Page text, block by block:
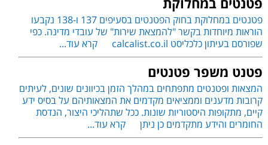
פטנטים במחלוקת
פטנטים במחלוקת בחוק הפטנטים בסעיפים 137 ו-138 נקבעו
הוראות מיוחדות בקשר "להמצאת שירות" של עובדי מדינה. כפי
שפורסם בעיתון כלכליסט calcalist.co.il
קרא עוד...
פטנט משפר פטנטים
המצאות ופטנטים מתפתחים במהלך הזמן בכיוונים שונים, לעיתים
קרובות מדענים וממציאים מקדמים את המצאותיהם על בסיס ידע
קיים, מתקופות היסטוריות שונות. ככל שתהליכי היצור, הנדסת
החומרים והידע מתקדמים כן ניתן
קרא עוד...